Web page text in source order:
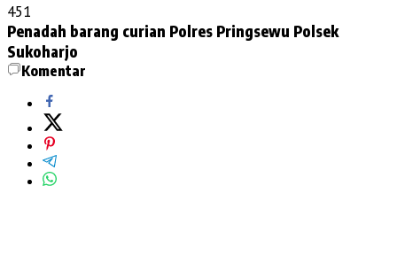
451
Penadah barang curian Polres Pringsewu Polsek
Sukoharjo
Komentar